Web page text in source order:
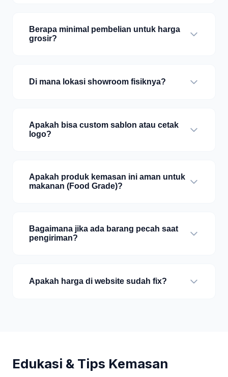
Berapa minimal pembelian untuk harga
grosir?
Di mana lokasi showroom fisiknya?
Apakah bisa custom sablon atau cetak
logo?
Apakah produk kemasan ini aman untuk
makanan (Food Grade)?
Bagaimana jika ada barang pecah saat
pengiriman?
Apakah harga di website sudah fix?
Edukasi & Tips Kemasan